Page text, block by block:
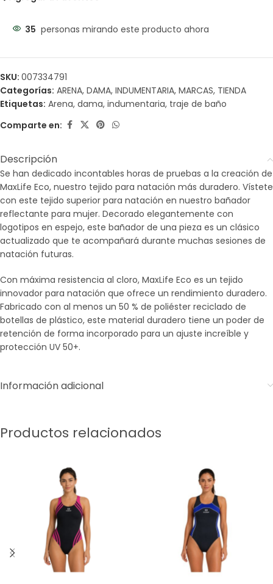
35 personas mirando este producto ahora
SKU: 007334791
Categorías: ARENA, DAMA, INDUMENTARIA, MARCAS, TIENDA
Etiquetas: Arena, dama, indumentaria, traje de baño
Comparte en:
Descripción
Se han dedicado incontables horas de pruebas a la creación de
MaxLife Eco, nuestro tejido para natación más duradero. Vístete
con este tejido superior para natación en nuestro bañador
reflectante para mujer. Decorado elegantemente con
logotipos en espejo, este bañador de una pieza es un clásico
actualizado que te acompañará durante muchas sesiones de
natación futuras.
Con máxima resistencia al cloro, MaxLife Eco es un tejido
innovador para natación que ofrece un rendimiento duradero.
Fabricado con al menos un 50 % de poliéster reciclado de
botellas de plástico, este material duradero tiene un poder de
retención de forma incorporado para un ajuste increíble y
protección UV 50+.
Información adicional
Productos relacionados